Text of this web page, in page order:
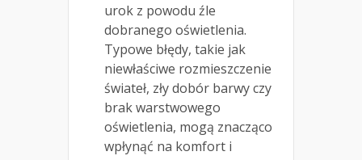
urok z powodu źle
dobranego oświetlenia.
Typowe błędy, takie jak
niewłaściwe rozmieszczenie
świateł, zły dobór barwy czy
brak warstwowego
oświetlenia, mogą znacząco
wpłynąć na komfort i